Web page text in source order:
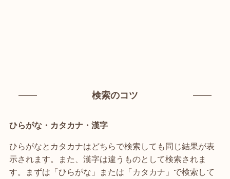
検索のコツ
ひらがな・カタカナ・漢字
ひらがなとカタカナはどちらで検索しても同じ結果が表
示されます。また、漢字は違うものとして検索されま
す。まずは「ひらがな」または「カタカナ」で検索して